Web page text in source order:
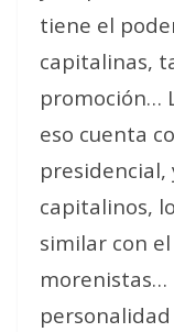
tiene el
capitalinas,
promoción…
eso cuenta
presidencial,
capitalinos,
similar con
morenistas…